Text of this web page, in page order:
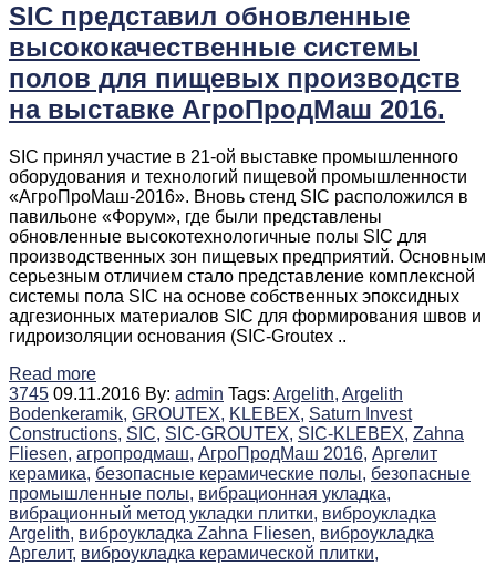
SIC представил обновленные
высококачественные системы
полов для пищевых производств
на выставке АгроПродМаш 2016.
SIC принял участие в 21-ой выставке промышленного
оборудования и технологий пищевой промышленности
«АгроПроМаш-2016». Вновь стенд SIC расположился в
павильоне «Форум», где были представлены
обновленные высокотехнологичные полы SIC для
производственных зон пищевых предприятий. Основным
серьезным отличием стало представление комплексной
системы пола SIC на основе собственных эпоксидных
адгезионных материалов SIC для формирования швов и
гидроизоляции основания (SIC-Groutex ..
Read more
3745 09.11.2016 By: admin Tags: Argelith, Argelith
Bodenkeramik, GROUTEX, KLEBEX, Saturn Invest
Constructions, SIC, SIC-GROUTEX, SIC-KLEBEX, Zahna
Fliesen, агропродмаш, АгроПродМаш 2016, Аргелит
керамика, безопасные керамические полы, безопасные
промышленные полы, вибрационная укладка,
вибрационный метод укладки плитки, виброукладка
Argelith, виброукладка Zahna Fliesen, виброукладка
Аргелит, виброукладка керамической плитки,